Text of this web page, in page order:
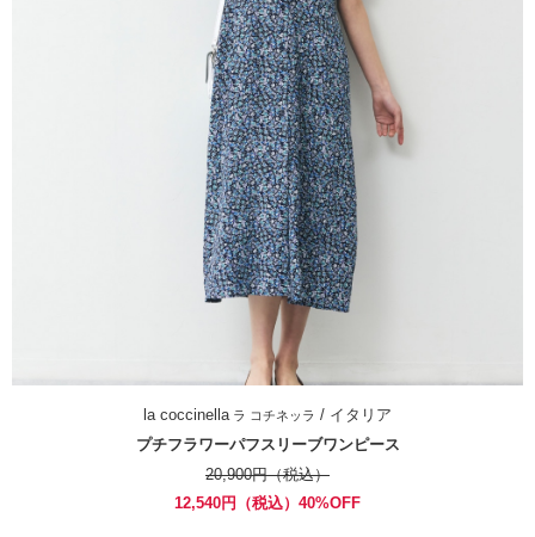
la coccinella ラ コチネッラ / イタリア
プチフラワーパフスリーブワンピース
20,900円（税込）
12,540円（税込）40%OFF